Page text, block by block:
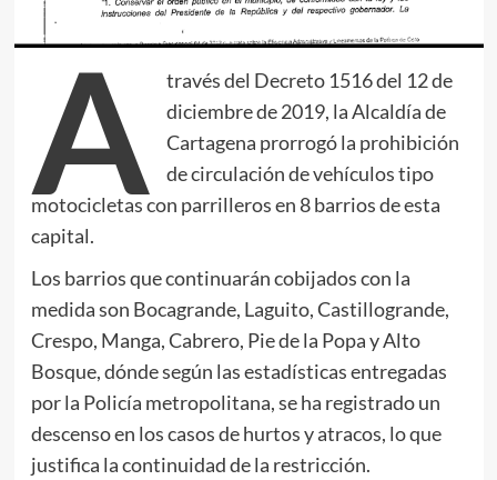
A
través del Decreto 1516 del 12 de
diciembre de 2019, la Alcaldía de
Cartagena prorrogó la prohibición
de circulación de vehículos tipo
motocicletas con parrilleros en 8 barrios de esta
capital.
Los barrios que continuarán cobijados con la
medida son Bocagrande, Laguito, Castillogrande,
Crespo, Manga, Cabrero, Pie de la Popa y Alto
Bosque, dónde según las estadísticas entregadas
por la Policía metropolitana, se ha registrado un
descenso en los casos de hurtos y atracos, lo que
justifica la continuidad de la restricción.